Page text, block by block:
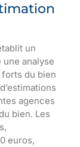
un
analyse
du bien
agences
bien. Les
euros,